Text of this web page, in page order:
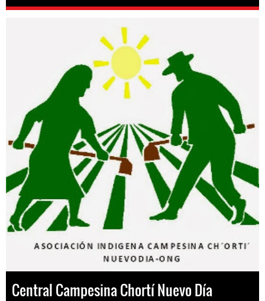
Central Campesina Chortí Nuevo Día